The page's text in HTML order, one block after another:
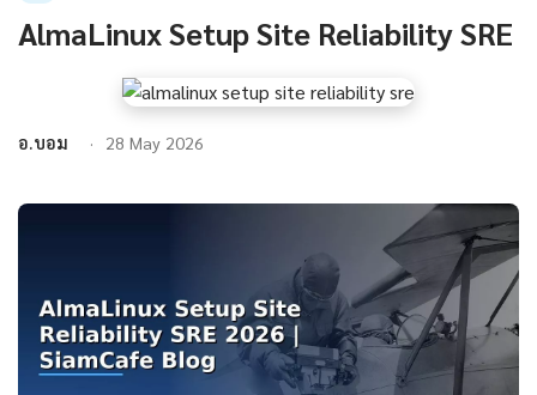
AlmaLinux Setup Site Reliability SRE
อ.บอม 28 May 2026